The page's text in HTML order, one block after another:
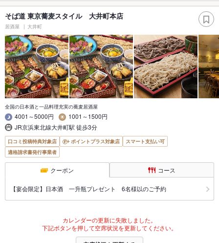
そば道 東京蕎麦スタイル 大井町本店
居酒屋 大井町
全国の日本酒と一品料理充実の蕎麦居酒屋
4001～5000円
1001～1500円
JR京浜東北線大井町駅 徒歩3分
口コミ投稿特典対象店 ポイントプラス対象店
スマート支払い可
適格請求書発行事業者
クーポン コース
【宴会限定】日本酒 一升瓶プレゼント 6名様以のご予約
カレンダーの更新に失敗しました。
下記ボタンを押して空席状況を更新してください。